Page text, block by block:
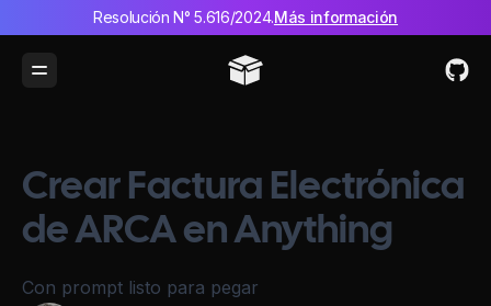
Resolución N° 5.616/2024.Más información
Toggle Menu
Crear Factura Electrónica
de ARCA en Anything
Con prompt listo para pegar